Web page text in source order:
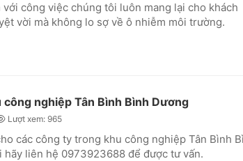
công việc chúng tôi luôn mang lại cho khách
vời mà không lo sợ về ô nhiễm môi trường.
nghiệp Tân Bình Bình Dương
Lượt xem: 965
các công ty trong khu công nghiệp Tân Bình
hãy liên hệ 0973923688 để được tư vấn.